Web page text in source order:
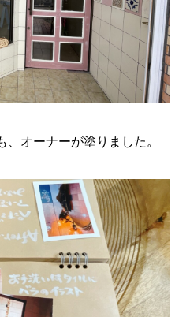
オーナーが塗りました。